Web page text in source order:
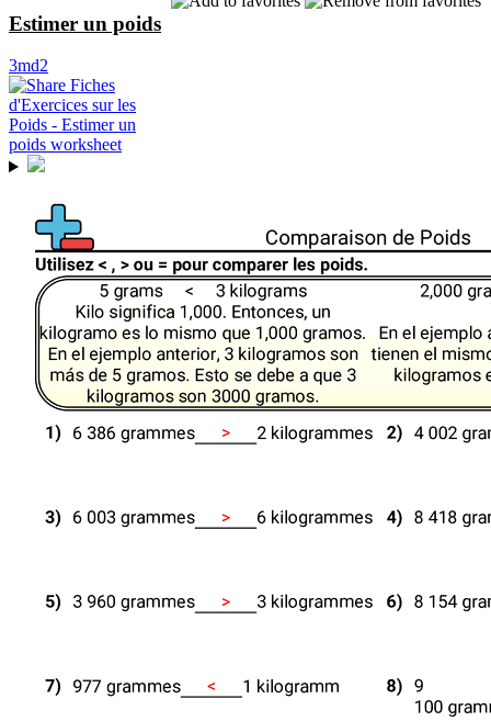
Estimer un poids
3md2